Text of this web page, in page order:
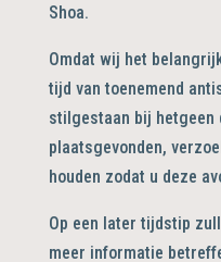
Shoa.
Omdat wij het
tijd van toenemend
stilgestaan bij hetgeen
plaatsgevonden,
houden zodat u deze
Op een later tijdstip
meer informatie